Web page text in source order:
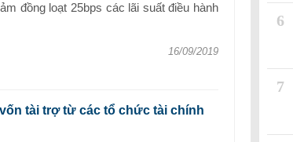
đồng loạt 25bps các lãi suất điều hành
16/09/2019
tài trợ từ các tổ chức tài chính
6
7